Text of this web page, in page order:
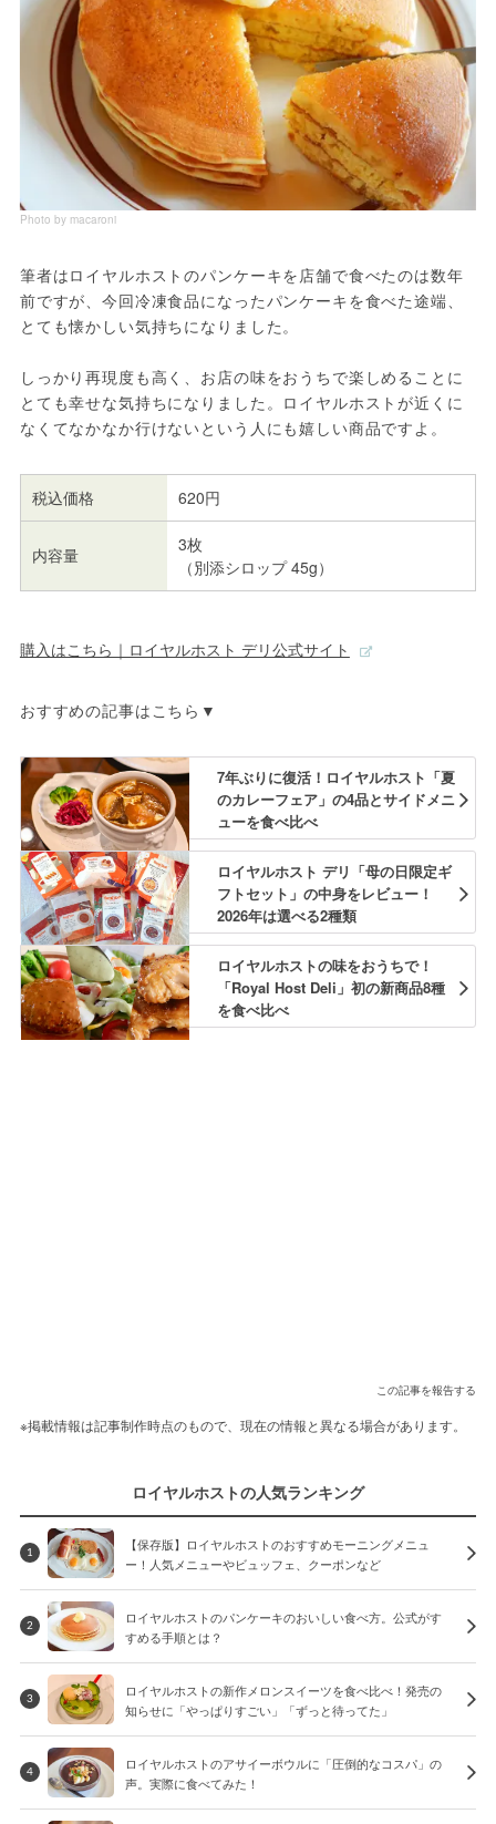
Photo by macaroni
筆者はロイヤルホストのパンケーキを店舗で食べたのは数年
前ですが、今回冷凍食品になったパンケーキを食べた途端、
とても懐かしい気持ちになりました。
しっかり再現度も高く、お店の味をおうちで楽しめることに
とても幸せな気持ちになりました。ロイヤルホストが近くに
なくてなかなか行けないという人にも嬉しい商品ですよ。
税込価格 620円
内容量
3枚
（別添シロップ 45g）
購入はこちら｜ロイヤルホスト デリ公式サイト
おすすめの記事はこちら▼
7年ぶりに復活！ロイヤルホスト「夏
のカレーフェア」の4品とサイドメニ
ューを食べ比べ
ロイヤルホスト デリ「母の日限定ギ
フトセット」の中身をレビュー！
2026年は選べる2種類
ロイヤルホストの味をおうちで！
「Royal Host Deli」初の新商品8種
を食べ比べ
この記事を報告する
※掲載情報は記事制作時点のもので、現在の情報と異なる場合があります。
ロイヤルホストの人気ランキング
1
【保存版】ロイヤルホストのおすすめモーニングメニュ
ー！人気メニューやビュッフェ、クーポンなど
2
ロイヤルホストのパンケーキのおいしい食べ方。公式がす
すめる手順とは？
3
ロイヤルホストの新作メロンスイーツを食べ比べ！発売の
知らせに「やっぱりすごい」「ずっと待ってた」
4
ロイヤルホストのアサイーボウルに「圧倒的なコスパ」の
声。実際に食べてみた！